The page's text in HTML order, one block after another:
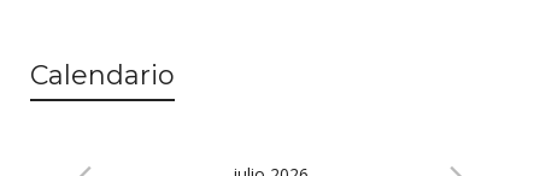
Calendario